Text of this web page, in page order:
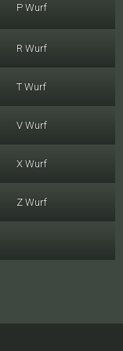
P Wurf
R Wurf
T Wurf
V Wurf
X Wurf
Z Wurf